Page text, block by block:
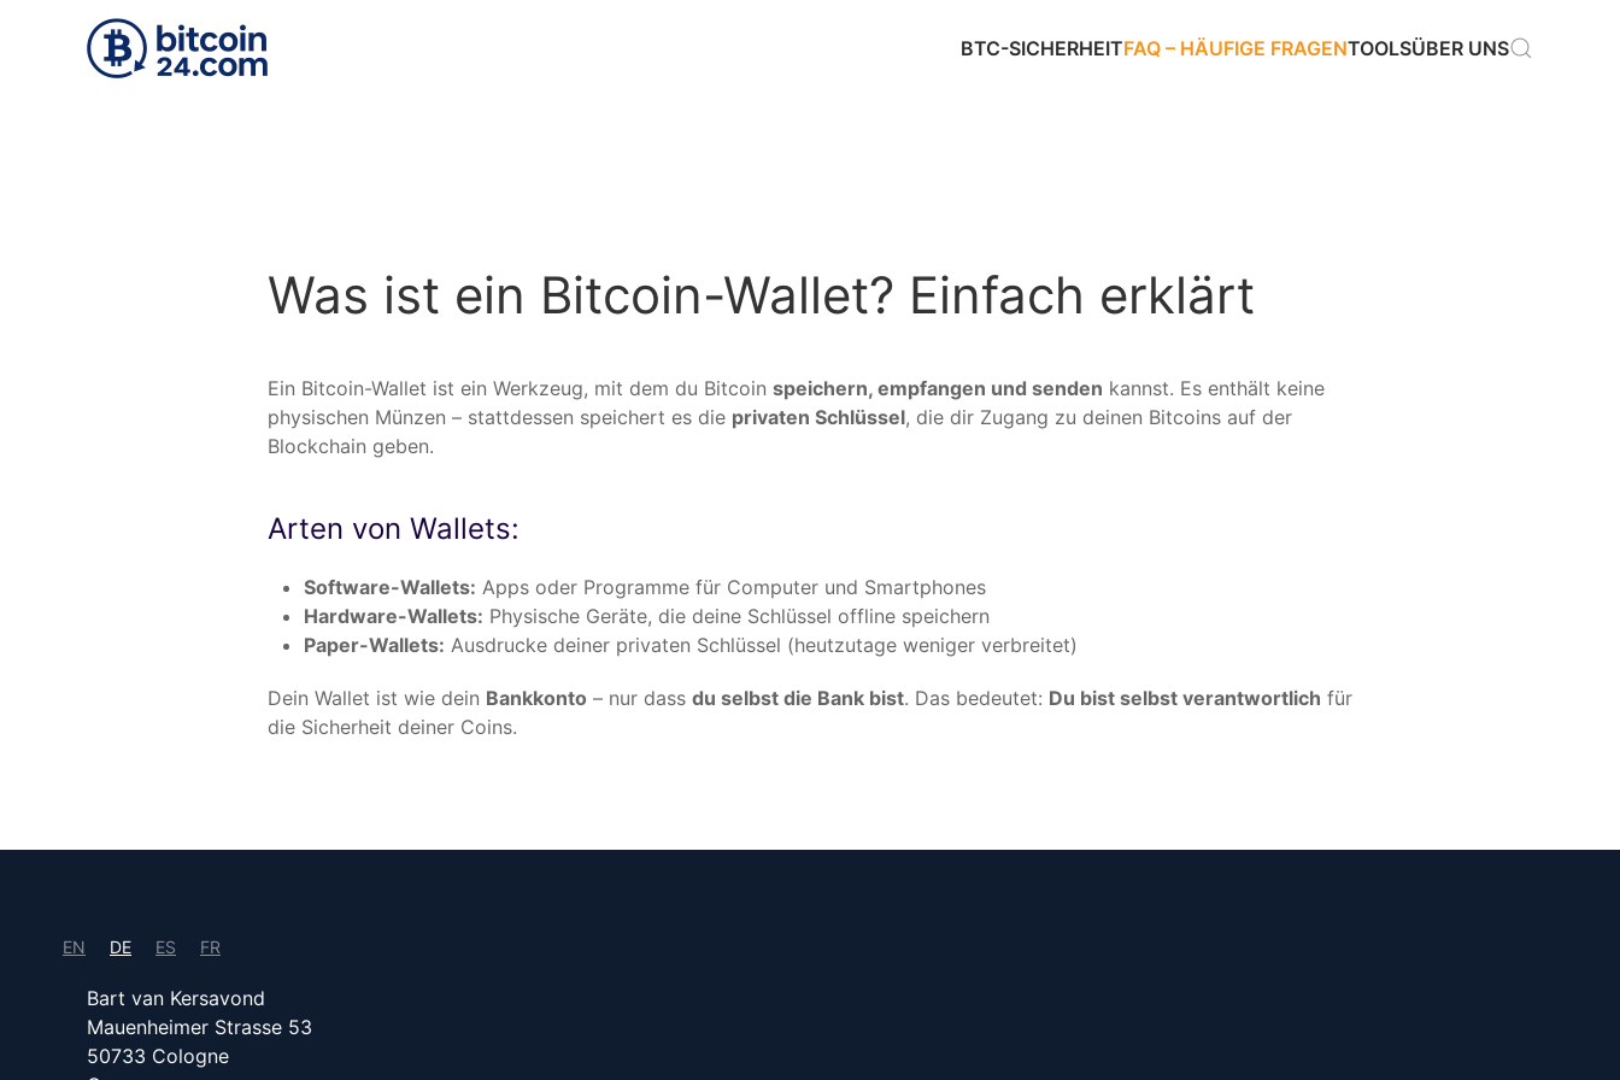
Zum Hauptinhalt springen
BTC-SICHERHEITFAQ – HÄUFIGE FRAGENTOOLSÜBER UNS
Was ist ein Bitcoin-Wallet? Einfach erklärt
Ein Bitcoin-Wallet ist ein Werkzeug, mit dem du Bitcoin speichern, empfangen und senden kannst. Es enthält keine
physischen Münzen – stattdessen speichert es die privaten Schlüssel, die dir Zugang zu deinen Bitcoins auf der
Blockchain geben.
Arten von Wallets:
Software-Wallets: Apps oder Programme für Computer und Smartphones
Hardware-Wallets: Physische Geräte, die deine Schlüssel offline speichern
Paper-Wallets: Ausdrucke deiner privaten Schlüssel (heutzutage weniger verbreitet)
Dein Wallet ist wie dein Bankkonto – nur dass du selbst die Bank bist. Das bedeutet: Du bist selbst verantwortlich für
die Sicherheit deiner Coins.
EN DE ES FR
Bart van Kersavond
Mauenheimer Strasse 53
50733 Cologne